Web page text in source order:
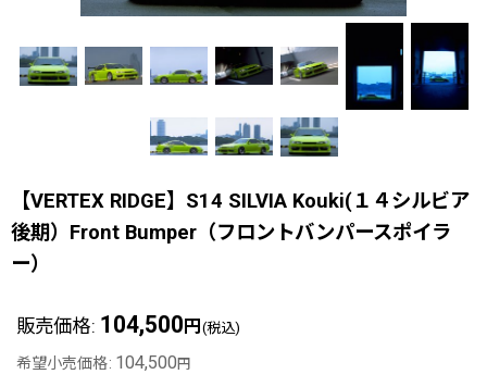
【VERTEX RIDGE】S14 SILVIA Kouki(１４シルビア
後期）Front Bumper（フロントバンパースポイラ
ー）
販売価格: 104,500 円 (税込)
希望小売価格: 104,500円